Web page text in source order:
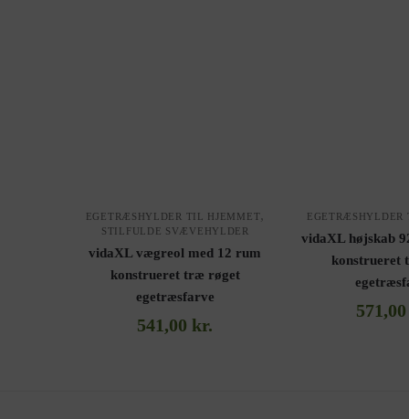
EGETRÆSHYLDER TIL HJEMMET,
STILFULDE SVÆVEHYLDER
vidaXL vægreol med 12 rum
konstrueret træ røget
egetræsfarve
541,00 kr.
EGETRÆSHYLDER
vidaXL højskab
konstrueret